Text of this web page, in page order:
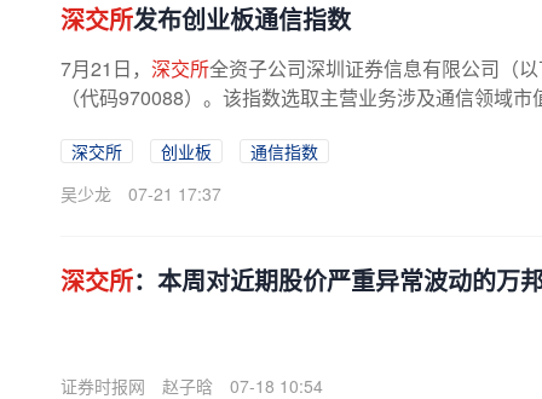
深交所发布创业板通信指数
7月21日， 深交所全资子公司深圳证券信息有限公司（
（代码970088）。该指数选取主营业务涉及通信领域
深交所 创业板
通信指数
吴少龙
07-21 17:37
深交所：本周对近期股价严重异常波动的万
证券时报网 赵子晗 07-18 10:54